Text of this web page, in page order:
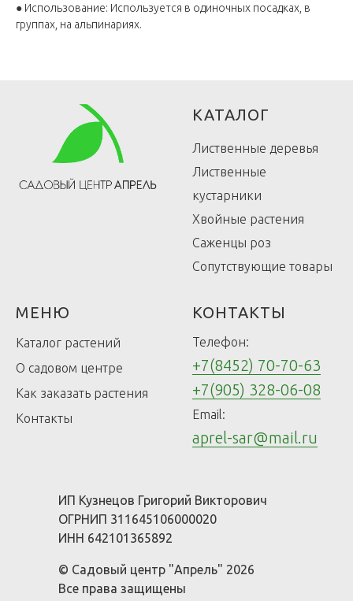
● Использование: Используется в одиночных посадках, в
группах, на альпинариях.
КАТАЛОГ
Лиственные деревья
Лиственные
кустарники
Хвойные растения
Саженцы роз
Сопутствующие товары
МЕНЮ
Каталог растений
О садовом центре
Как заказать растения
Контакты
КОНТАКТЫ
Телефон:
+7(8452) 70-70-63
+7(905) 328-06-08
Email:
aprel-sar@mail.ru
© Садовый центр "Апрель" 2026
Все права защищены
ИП Кузнецов Григорий Викторович
ОГРНИП 311645106000020
ИНН 642101365892